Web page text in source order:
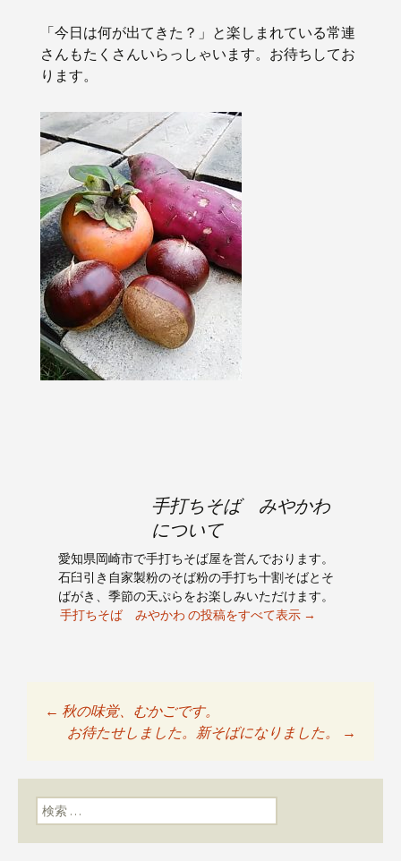
「今日は何が出てきた？」と楽しまれている常連
さんもたくさんいらっしゃいます。お待ちしてお
ります。
手打ちそば みやかわ
について
愛知県岡崎市で手打ちそば屋を営んでおります。
石臼引き自家製粉のそば粉の手打ち十割そばとそ
ばがき、季節の天ぷらをお楽しみいただけます。
手打ちそば みやかわ の投稿をすべて表示 →
投稿ナビゲーショ
ン
← 秋の味覚、むかごです。
お待たせしました。新そばになりました。
→
検索: